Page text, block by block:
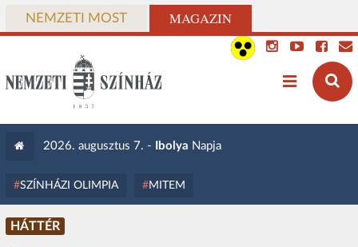
NEMZETI MOST MAGAZIN
2026. augusztus 7. - Ibolya Napja
SZÍNHÁZI OLIMPIA MITEM
HÁTTÉR